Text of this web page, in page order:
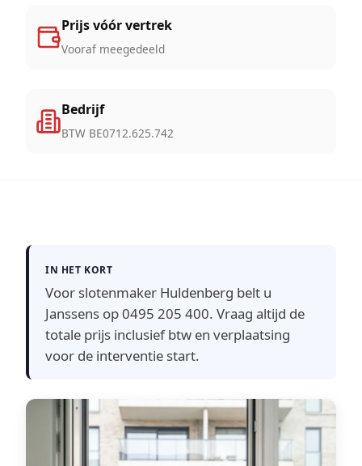
Prijs vóór vertrek
Vooraf meegedeeld
Bedrijf
BTW BE0712.625.742
IN HET KORT
Voor slotenmaker Huldenberg belt u
Janssens op 0495 205 400. Vraag altijd de
totale prijs inclusief btw en verplaatsing
voor de interventie start.